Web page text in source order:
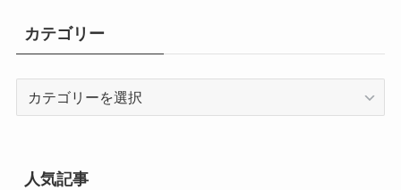
カテゴリー
ー人気記事